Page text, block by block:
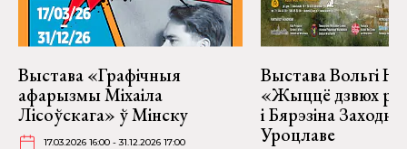
Выстава «Графічныя
афарызмы Міхаіла
Лісоўскага» ў Мінску
17.03.2026 16:00 - 31.12.2026 17:00
Выстава Вольгі
«Жыццё дзвюх
і Бярэзіна
Уроцлаве